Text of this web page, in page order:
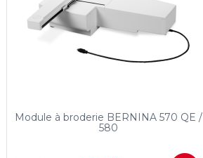
Module à broderie BERNINA 570 QE /
580